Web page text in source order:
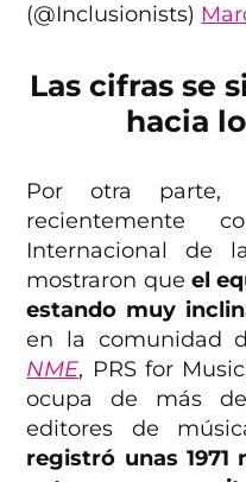
(@Inclusionists)
Las cifras se
hacia
Por otra parte,
recientemente
Internacional de
mostraron que el
estando muy
en la comunidad
NME, PRS for
ocupa de más
editores de
registró unas